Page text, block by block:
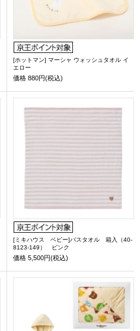
[ホットマン] マーシャ ウォッシュタオル イ
エロー
価格 880円(税込)
[ミキハウス ベビー]バスタオル 箱入（40-
8123-149） ピンク
価格 5,500円(税込)